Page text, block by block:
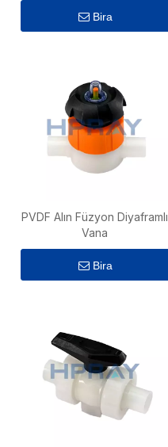
Bira
PVDF Alın Füzyon Diyaframlı
Vana
Bira